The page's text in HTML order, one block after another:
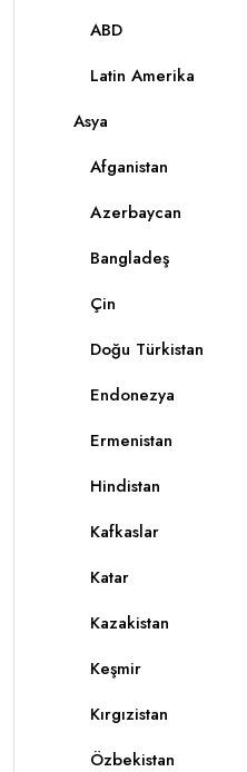
ABD
Latin Amerika
Asya
Afganistan
Azerbaycan
Bangladeş
Çin
Doğu Türkistan
Endonezya
Ermenistan
Hindistan
Kafkaslar
Katar
Kazakistan
Keşmir
Kırgızistan
Özbekistan